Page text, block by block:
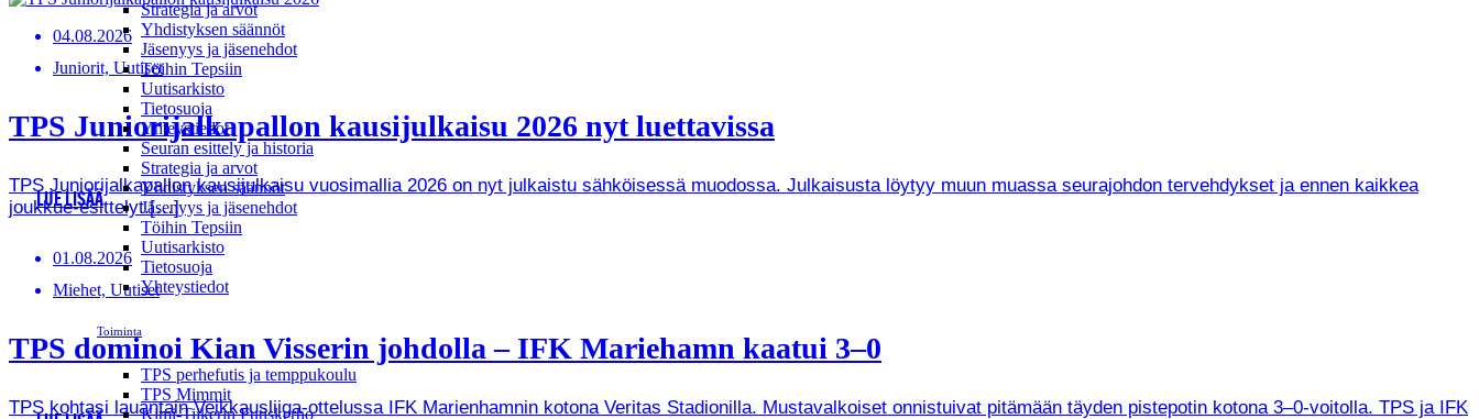
Strategia ja arvot
Yhdistyksen säännöt
Jäsenyys ja jäsenehdot
Töihin Tepsiin
Uutisarkisto
Tietosuoja
Yhteystiedot
Seuran esittely ja historia
Strategia ja arvot
Yhdistyksen säännöt
Jäsenyys ja jäsenehdot
Töihin Tepsiin
Uutisarkisto
Tietosuoja
Yhteystiedot
Toiminta
TPS perhefutis ja temppukoulu
TPS Mimmit
Kimi-Tiikerin Futiskerho
04.08.2026
Juniorit, Uutiset
TPS Juniorijalkapallon kausijulkaisu 2026 nyt luettavissa
TPS Juniorijalkapallon kausijulkaisu vuosimallia 2026 on nyt julkaistu sähköisessä muodossa. Julkaisusta löytyy muun muassa seurajohdon tervehdykset ja ennen kaikkea
joukkue-esittelyt.[…]
LUE LISÄÄ
01.08.2026
Miehet, Uutiset
TPS dominoi Kian Visserin johdolla – IFK Mariehamn kaatui 3–0
TPS kohtasi lauantain Veikkausliiga-ottelussa IFK Marienhamnin kotona Veritas Stadionilla. Mustavalkoiset onnistuivat pitämään täyden pistepotin kotona 3–0-voitolla. TPS ja IFK